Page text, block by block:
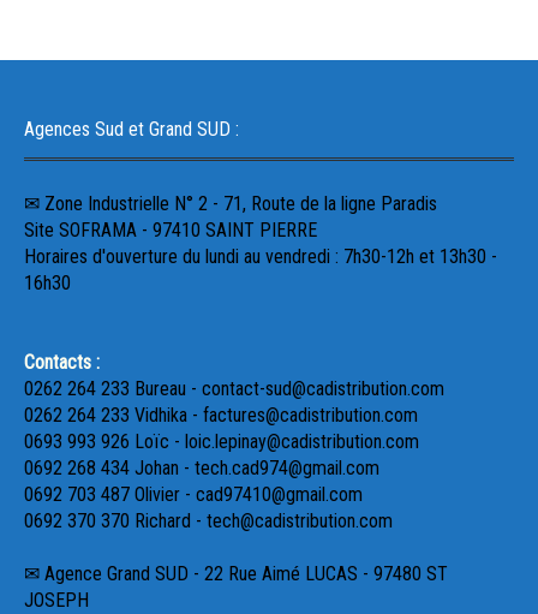
Agences Sud et Grand SUD :
✉ Zone Industrielle N° 2 - 71, Route de la ligne Paradis
Site SOFRAMA - 97410 SAINT PIERRE
Horaires d'ouverture du lundi au vendredi : 7h30-12h et 13h30 -
16h30
Contacts :
0262 264 233 Bureau - contact-sud@cadistribution.com
0262 264 233 Vidhika - factures@cadistribution.com
0693 993 926 Loïc - loic.lepinay@cadistribution.com
0692 268 434 Johan - tech.cad974@gmail.com
0692 703 487 Olivier - cad97410@gmail.com
0692 370 370 Richard - tech@cadistribution.com
✉ Agence Grand SUD - 22 Rue Aimé LUCAS - 97480 ST
JOSEPH